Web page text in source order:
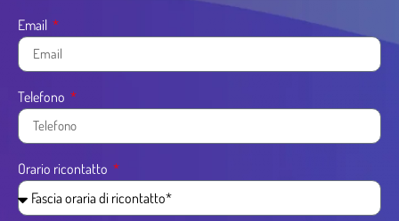
Email
Telefono
Orario ricontatto